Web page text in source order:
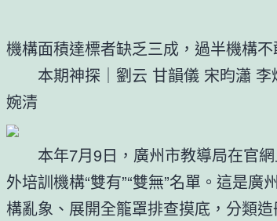
機構面積達標者缺乏三成，過半機構不
本期神探｜劉云 甘韻儀 宋昀瀟 李
婉清
本年7月9日，廣州市教導局在官網
外培訓機構“雙有”“雙無”名單。這是
構亂象、展開全籠罩排查摸底，分類